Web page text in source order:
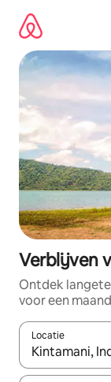
direct
naar
inhoud
Verblijven
Ontdek
voor een
Locatie
Wanneer er